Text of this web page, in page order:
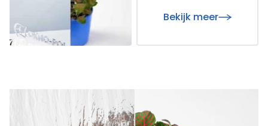
Bekijk meer